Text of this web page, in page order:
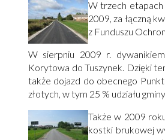
Otworzy
się
w
oknie
W trzech etapach
2009, za łączną
z Funduszu
Otworzy
się
w
nowym
W sierpniu 2009 r.
Korytowa do Tuszynek. Dzięki
także dojazd do obecnego
złotych, w tym 25 % udziału
Otworzy
się
Także w 2009
kostki brukowej